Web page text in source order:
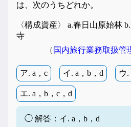
は、次のうちどれか。
〈構成資産〉 a.春日山原始林
寺
（ 国内旅行業務取扱管
ア. a，c イ. a，b，d ウ.
エ. a，b，c，d
◯ 解答：イ. a，b，d